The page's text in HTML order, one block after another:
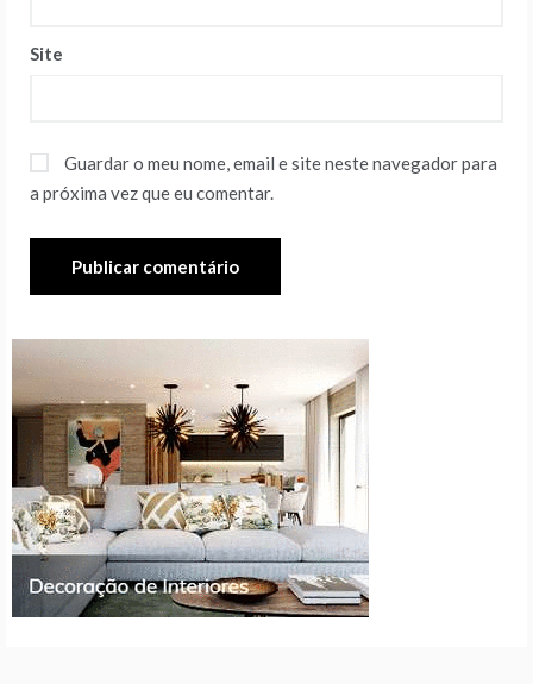
Site
Guardar o meu nome, email e site neste navegador para
a próxima vez que eu comentar.